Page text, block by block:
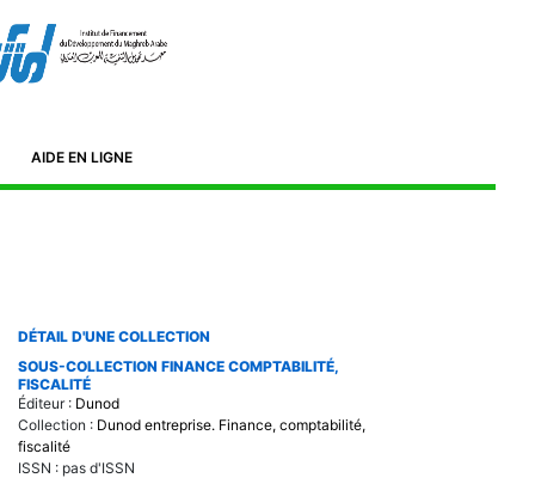
DÉTAIL D'UNE COLLECTION
SOUS-COLLECTION FINANCE COMPTABILITÉ,
FISCALITÉ
Éditeur : Dunod
Collection : Dunod entreprise. Finance, comptabilité,
fiscalité
ISSN : pas d'ISSN
El Manar II. 2092
71885 211
AIDE EN LIGNE